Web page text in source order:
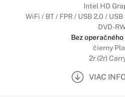
Intel HD
WiFi / BT / FPR / USB 2.0 /
DVD-
Bez
čierny
2r (2r)
VIAC